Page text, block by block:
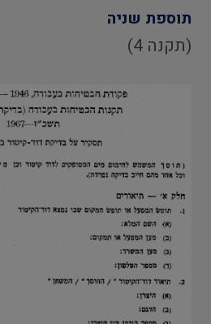
תוספת שניה
(תקנה 4)